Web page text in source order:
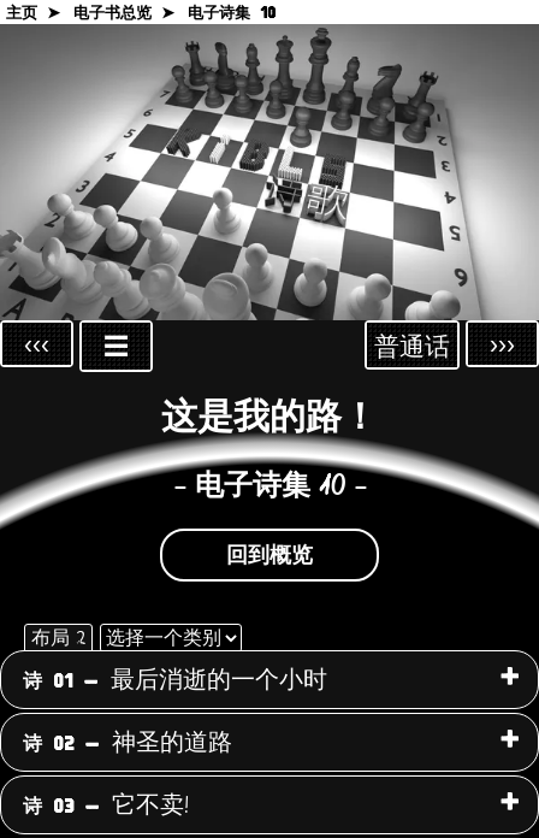
主页 ➤ 电子书总览 ➤ 电子诗集 10
‹‹‹ ›››
☰ 普通话
这是我的路！
- 电子诗集 10 -
回到概览
布局 2
使
用
下
面
的
选
择
一
个
类
诗 01 - 最后消逝的一个小时
诗 02 - 神圣的道路
诗 03 - 它不卖!